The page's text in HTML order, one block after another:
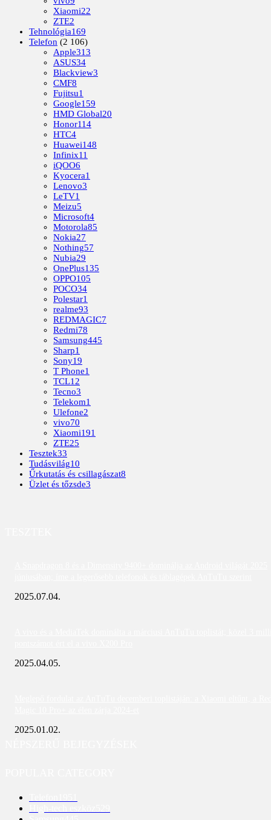
Xiaomi22
ZTE2
Tehnológia169
Telefon (2 106)
Apple313
ASUS34
Blackview3
CMF8
Fujitsu1
Google159
HMD Global20
Honor114
HTC4
Huawei148
Infinix11
iQOO6
Kyocera1
Lenovo3
LeTV1
Meizu5
Microsoft4
Motorola85
Nokia27
Nothing57
Nubia29
OnePlus135
OPPO105
POCO34
Polestar1
realme93
REDMAGIC7
Redmi78
Samsung445
Sharp1
Sony19
T Phone1
TCL12
Tecno3
Telekom1
Ulefone2
vivo70
Xiaomi191
ZTE25
Tesztek33
Tudásvilág10
Űrkutatás és csillagászat8
Üzlet és tőzsde3
2025.07.04.
2025.04.05.
2025.01.02.